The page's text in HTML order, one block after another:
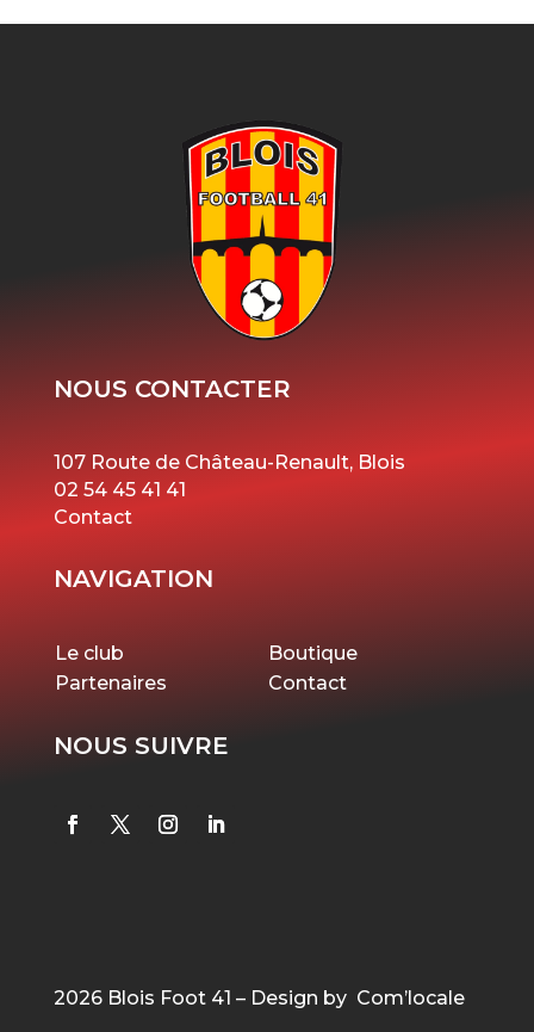
NOUS CONTACTER
107 Route de Château-Renault, Blois
02 54 45 41 41
Contact
NAVIGATION
Le club
Boutique
Partenaires
Contact
NOUS SUIVRE
2026 Blois Foot 41 – Design by Com’locale